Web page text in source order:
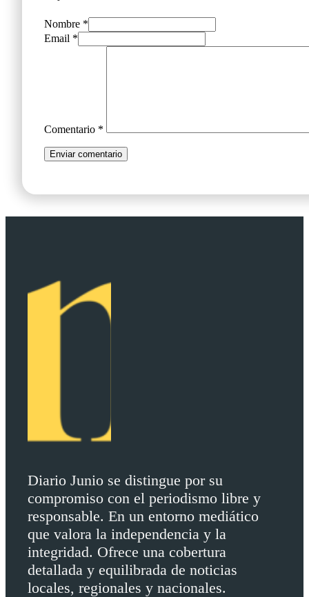
Nombre *
Email *
Comentario *
Diario Junio se distingue por su
compromiso con el periodismo libre y
responsable. En un entorno mediático
que valora la independencia y la
integridad. Ofrece una cobertura
detallada y equilibrada de noticias
locales, regionales y nacionales.